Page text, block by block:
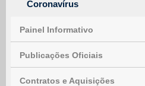
Coronavírus
Painel Informativo
Publicações Oficiais
Contratos e Aquisições